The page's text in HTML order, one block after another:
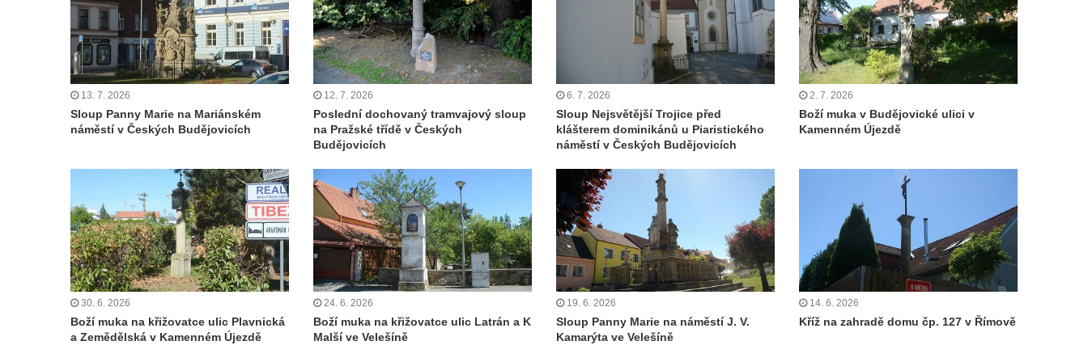
Sloup svatého Isidora u hřbitova Šlapanice
Sloup Panny Marie na hřbitově ve Slaném
Sloup Panny Marie na Husově náměstí v
Rakovníku
Sloup Panny Marie na náměstí krále
Vladislava ve Velvarech
čp. 174 na návsi v Podsedicích
Sloup svatého Floriána a svatého Vavřince
v Pnětlukách u Podsedic
Sloup Panny Marie jižně od Ploskovic
Sloup svatého Jana Nepomuckého v
Budyni nad Ohří
Sloup Panny Marie v klášteře v Oseku
13. 7. 2026
Sloup Panny Marie na Mariánském
náměstí v Českých Budějovicích
12. 7. 2026
Poslední dochovaný tramvajový sloup
na Pražské třídě v Českých
Budějovicích
6. 7. 2026
Sloup Nejsvětější Trojice před
klášterem dominikánů u Piaristického
náměstí v Českých Budějovicích
2. 7. 2026
Boží muka v Budějovické ulici v
Kamenném Újezdě
30. 6. 2026
Boží muka na křižovatce ulic Plavnická
a Zemědělská v Kamenném Újezdě
24. 6. 2026
Boží muka na křižovatce ulic Latrán a K
Malší ve Velešíně
19. 6. 2026
Sloup Panny Marie na náměstí J. V.
Kamarýta ve Velešíně
14. 6. 2026
Kříž na zahradě domu čp. 127 v Římově